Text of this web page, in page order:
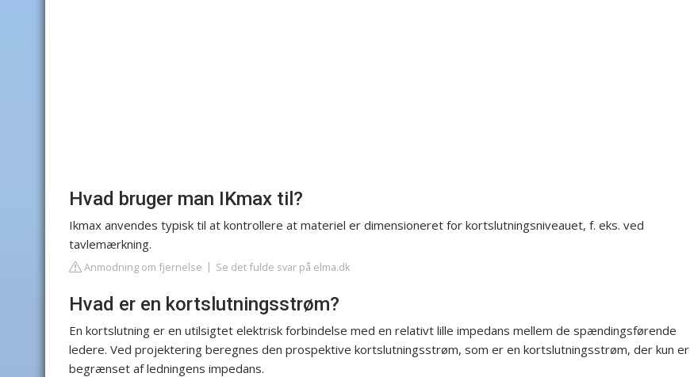
Hvad bruger man IKmax til?
Ikmax anvendes typisk til at kontrollere at materiel er dimensioneret for kortslutningsniveauet, f. eks. ved
tavlemærkning.
Anmodning om fjernelse Se det fulde svar på elma.dk
Hvad er en kortslutningsstrøm?
En kortslutning er en utilsigtet elektrisk forbindelse med en relativt lille impedans mellem de spændingsførende
ledere. Ved projektering beregnes den prospektive kortslutningsstrøm, som er en kortslutningsstrøm, der kun er
begrænset af ledningens impedans.